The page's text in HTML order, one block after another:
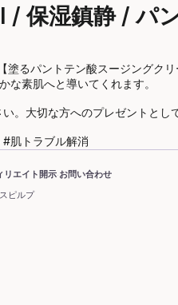
保湿鎮静 / パ
るパントテン酸スージングク
素肌へと導いてくれます。
。大切な方へのプレゼントとし
肌トラブル解消
リエイト開示·お問い合わせ
ピルプ